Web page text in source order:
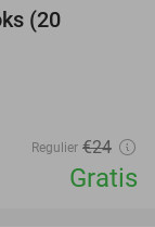
(20
Regulier €24
Gratis